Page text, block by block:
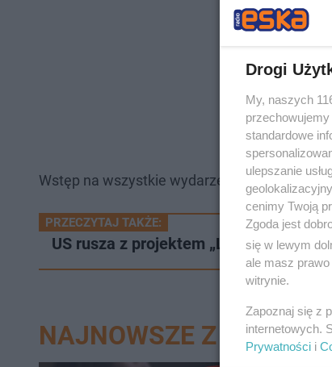
Wstęp na wszystkie wydarzenia jest
PRZECZYTAJ TAKŻE:
US rusza z projektem „LIFE Drawa BIS”
NAJNOWSZE Z DZIAŁU
Drogi
My, naszych
standardowe
ulepszanie
cenimy Twoją
Zgoda jest
się w lewym
ale masz
witrynie.
Zapoznaj się z
internetowych.
Prywatności i